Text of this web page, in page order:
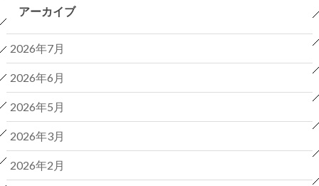
アーカイブ
2026年7月
2026年6月
2026年5月
2026年3月
2026年2月